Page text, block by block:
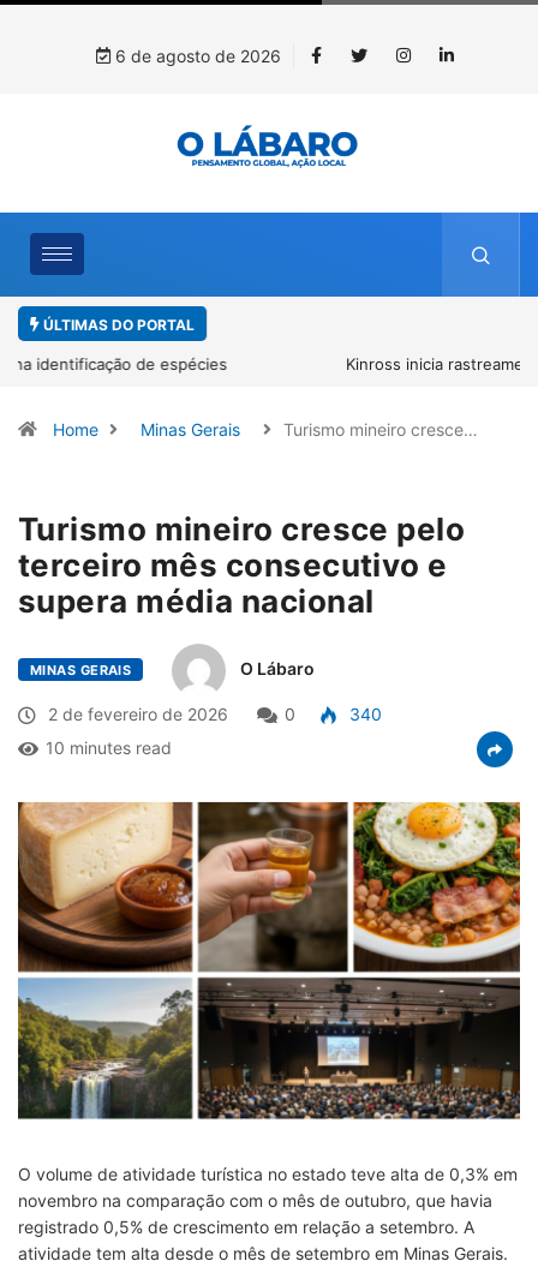
6 de agosto de 2026
ÚLTIMAS DO PORTAL
Kinross inicia rastreamento digital de 10 mil mudas usadas na
Home Minas Gerais Turismo mineiro cresce…
Turismo mineiro cresce pelo
terceiro mês consecutivo e
supera média nacional
MINAS GERAIS O Lábaro
2 de fevereiro de 2026 0
340
10 minutes read
O volume de atividade turística no estado teve alta de 0,3% em
novembro na comparação com o mês de outubro, que havia
registrado 0,5% de crescimento em relação a setembro. A
atividade tem alta desde o mês de setembro em Minas Gerais.